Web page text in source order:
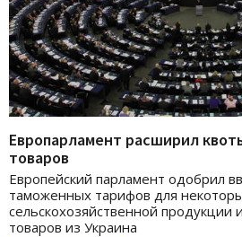
Европарламент расширил
товаров
Европейский парламент одобрил
таможенных тарифов для
сельскохозяйственной
товаров из Украина